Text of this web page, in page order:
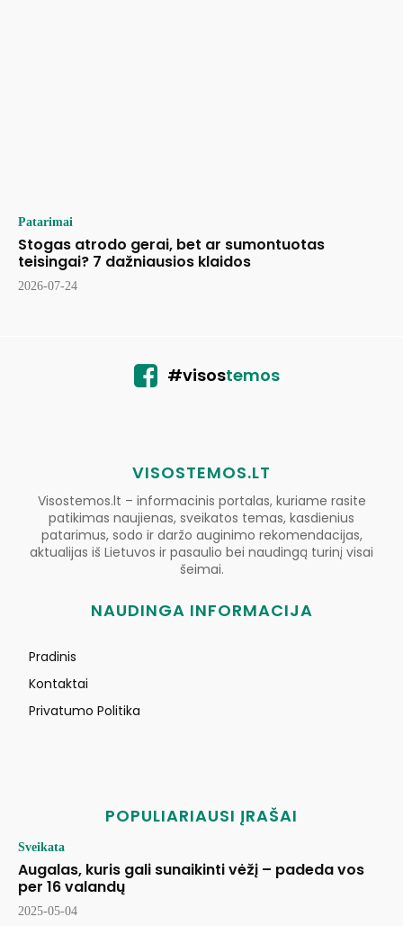
Patarimai
Stogas atrodo gerai, bet ar sumontuotas
teisingai? 7 dažniausios klaidos
2026-07-24
#visostemos
VISOSTEMOS.LT
Visostemos.lt – informacinis portalas, kuriame rasite
patikimas naujienas, sveikatos temas, kasdienius
patarimus, sodo ir daržo auginimo rekomendacijas,
aktualijas iš Lietuvos ir pasaulio bei naudingą turinį visai
šeimai.
NAUDINGA INFORMACIJA
Pradinis
Kontaktai
Privatumo Politika
POPULIARIAUSI ĮRAŠAI
Sveikata
Augalas, kuris gali sunaikinti vėžį – padeda vos
per 16 valandų
2025-05-04